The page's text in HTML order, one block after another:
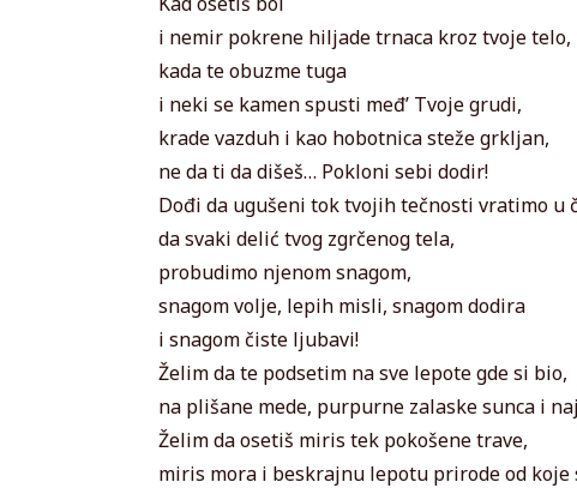
i nemir pokrene hiljade trnaca kroz tvoje telo,
kada te obuzme tuga
i neki se kamen spusti međ’ Tvoje grudi,
krade vazduh i kao hobotnica steže grkljan,
ne da ti da dišeš… Pokloni sebi dodir!
Dođi da ugušeni tok tvojih tečnosti vratimo u
da svaki delić tvog zgrčenog tela,
probudimo njenom snagom,
snagom volje, lepih misli, snagom dodira
i snagom čiste ljubavi!
Želim da te podsetim na sve lepote gde si bio,
na plišane mede, purpurne zalaske sunca i
Želim da osetiš miris tek pokošene trave,
miris mora i beskrajnu lepotu prirode od koje